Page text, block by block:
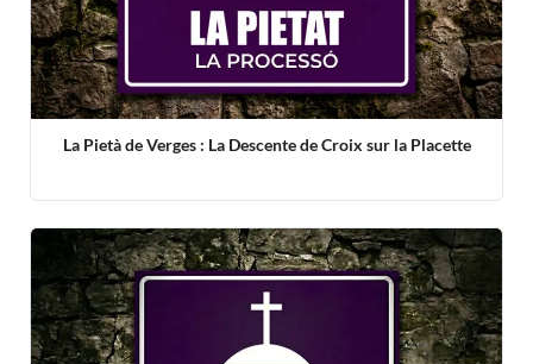
La Pietà de Verges : La Descente de Croix sur la Placette